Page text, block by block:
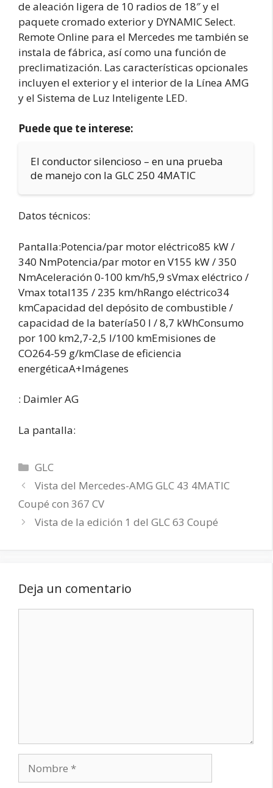
de aleación ligera de 10 radios de 18″ y el
paquete cromado exterior y DYNAMIC Select.
Remote Online para el Mercedes me también se
instala de fábrica, así como una función de
preclimatización. Las características opcionales
incluyen el exterior y el interior de la Línea AMG
y el Sistema de Luz Inteligente LED.
Puede que te interese:
El conductor silencioso – en una prueba
de manejo con la GLC 250 4MATIC
Datos técnicos:
Pantalla:Potencia/par motor eléctrico85 kW /
340 NmPotencia/par motor en V155 kW / 350
NmAceleración 0-100 km/h5,9 sVmax eléctrico /
Vmax total135 / 235 km/hRango eléctrico34
kmCapacidad del depósito de combustible /
capacidad de la batería50 l / 8,7 kWhConsumo
por 100 km2,7-2,5 l/100 kmEmisiones de
CO264-59 g/kmClase de eficiencia
energéticaA+Imágenes
: Daimler AG
La pantalla:
Categorías
GLC
Vista del Mercedes-AMG GLC 43 4MATIC
Coupé con 367 CV
Vista de la edición 1 del GLC 63 Coupé
Deja un comentario